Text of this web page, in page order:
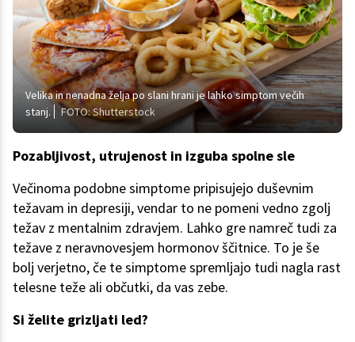
Velika in nenadna želja po slani hrani je lahko simptom večih
stanj.
FOTO: Shutterstock
Pozabljivost, utrujenost in izguba spolne sle
Večinoma podobne simptome pripisujejo duševnim
težavam in depresiji, vendar to ne pomeni vedno zgolj
težav z mentalnim zdravjem. Lahko gre namreč tudi za
težave z neravnovesjem hormonov ščitnice. To je še
bolj verjetno, če te simptome spremljajo tudi nagla rast
telesne teže ali občutki, da vas zebe.
Si želite grizljati led?